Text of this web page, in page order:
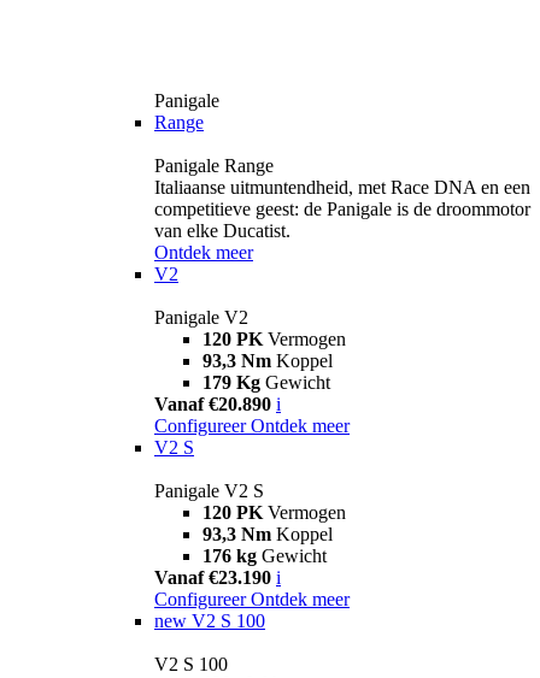
Panigale
Range
Panigale Range
Italiaanse uitmuntendheid, met Race DNA en een
competitieve geest: de Panigale is de droommotor
van elke Ducatist.
Ontdek meer
V2
Panigale V2
120 PK Vermogen
93,3 Nm Koppel
179 Kg Gewicht
Vanaf €20.890 i
Configureer Ontdek meer
V2 S
Panigale V2 S
120 PK Vermogen
93,3 Nm Koppel
176 kg Gewicht
Vanaf €23.190 i
Configureer Ontdek meer
new V2 S 100
V2 S 100